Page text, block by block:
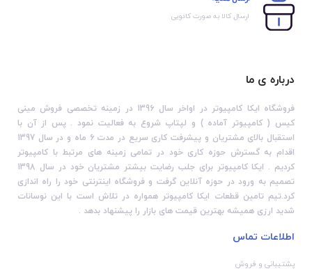
ارسال کالا به صورت کادویی
درباره ی ما
فروشگاه ایکا کامپیوتر در اواخر سال 1396 در زمینه تخصصی فروش مینی
کیس ( کامپیوتر آماده ) و لپتاپ شروع به فعالیت نمود . پس از آن با
استقبال بالای مشتریان و پیشرفت کاری سریع در مدت 6 ماه و در سال 1397
اقدام به گسترش حوزه کاری خود در تمامی زمینه های مرتبط با کامپیوتر
کردیم . ایکا کامپیوتر برای جلب رضایت بیشتر مشتریان خود در سال 1398
تصمیم به ورود در حوزه آنلاین گرفت و فروشگاه اینترنتی خود را راه اندازی
کرد.تیم تامین قطعات ایکا کامپیوتر همواره در تلاش است با این نوسانات
شدید ارزی همیشه بهترین قیمت های بازار را پیشنهاد بدهد .
اطلاعات تماس
پشتیبانی و فروش